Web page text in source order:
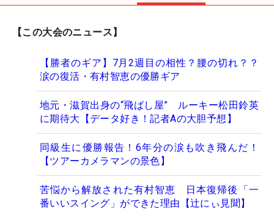
【この大会のニュース】
【勝者のギア】7月2週目の相性？腰の切れ？？
涙の復活・有村智恵の優勝ギア
地元・滋賀出身の“飛ばし屋” ルーキー松田鈴英
に期待大【データ好き！記者Aの大胆予想】
同級生に優勝報告！6年分の涙も吹き飛んだ！
【ツアーカメラマンの景色】
苦悩から解放された有村智恵 日本復帰後「一
番いいスイング」ができた理由【辻にぃ見聞】